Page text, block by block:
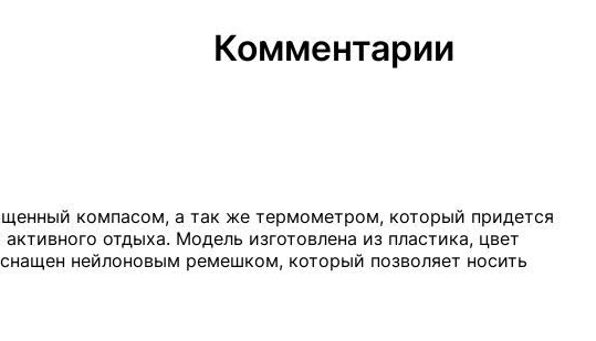
Комментарии
компасом, а так же термометром, который придется
отдыха. Модель изготовлена из пластика, цвет
нейлоновым ремешком, который позволяет носить